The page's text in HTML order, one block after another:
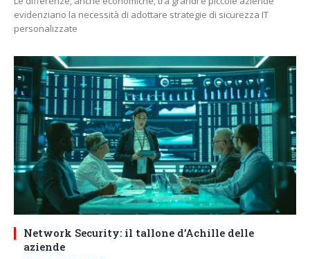
evidenziano la necessità di adottare strategie di sicurezza IT
personalizzate
Network Security: il tallone d’Achille delle
aziende